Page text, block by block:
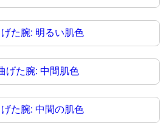
げた腕: 明るい肌色
げた腕: 中間肌色
げた腕: 中間の肌色